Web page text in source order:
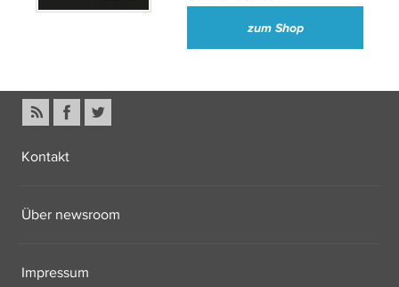
zum Shop
Kontakt
Über newsroom
Impressum